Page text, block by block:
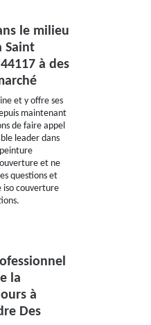
le milieu
Saint
à des
et y offre ses
maintenant
de faire appel
leader dans
et ne
questions et
iso couverture
la
à
Des